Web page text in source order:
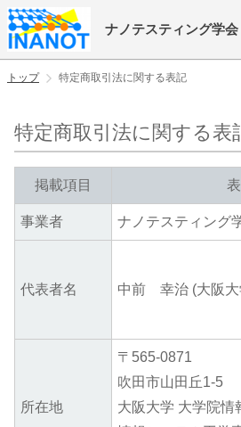
ナノテスティング学会
トップ 特定商取引法に関する表記
特定商取引法に関する表
掲載項目
事業者 ナノテスティング
代表者名 中前 幸治 (大阪大
所在地
〒565-0871
吹田市山田丘1-5
大阪大学 大学院情